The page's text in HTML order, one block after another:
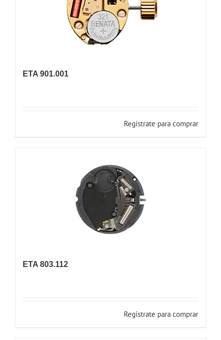
ETA 901.001
Registrate para comprar
ETA 803.112
Registrate para comprar